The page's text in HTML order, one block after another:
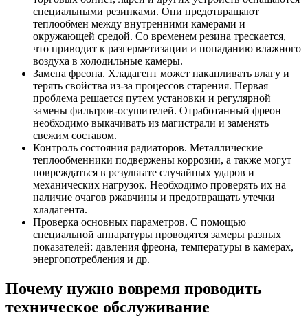
специальными резинками. Они предотвращают
теплообмен между внутренними камерами и
окружающей средой. Со временем резина трескается,
что приводит к разгерметизации и попаданию влажного
воздуха в холодильные камеры.
Замена фреона. Хладагент может накапливать влагу и
терять свойства из-за процессов старения. Первая
проблема решается путем установки и регулярной
замены фильтров-осушителей. Отработанный фреон
необходимо выкачивать из магистрали и заменять
свежим составом.
Контроль состояния радиаторов. Металлические
теплообменники подвержены коррозии, а также могут
повреждаться в результате случайных ударов и
механических нагрузок. Необходимо проверять их на
наличие очагов ржавчины и предотвращать утечки
хладагента.
Проверка основных параметров. С помощью
специальной аппаратуры проводятся замеры разных
показателей: давления фреона, температуры в камерах,
энергопотребления и др.
Почему нужно вовремя проводить
техническое обслуживание